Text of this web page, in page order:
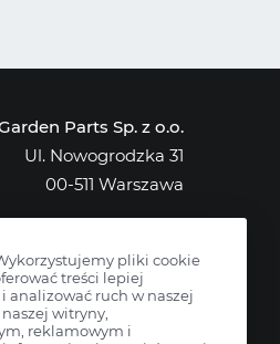
Parts Sp. z o.o.
Ul. Nowogrodzka 31
00-511 Warszawa
NIP: 701-034-91-62
KRS: 0000431421
pliki cookie
treści lepiej
analizować ruch w naszej
witryny,
reklamowym i